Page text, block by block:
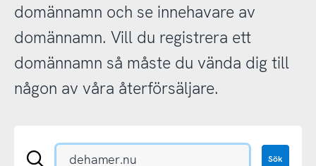
domännamn och se innehavare av
domännamn. Vill du registrera ett
domännamn så måste du vända dig till
någon av våra återförsäljare.
Sök
Sök